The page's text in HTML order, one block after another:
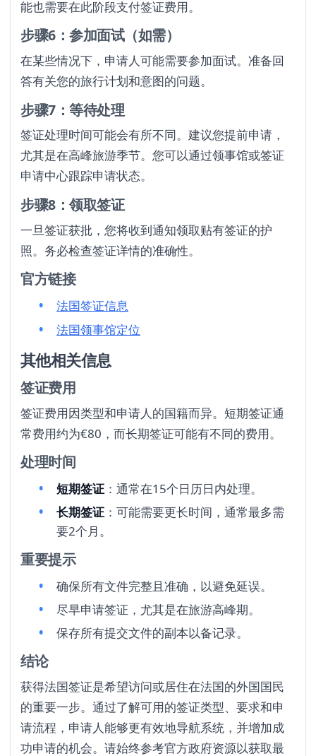
能也需要在此阶段支付签证费用。
步骤6：参加面试（如需）
在某些情况下，申请人可能需要参加面试。准备回
答有关您的旅行计划和意图的问题。
步骤7：等待处理
签证处理时间可能会有所不同。建议您提前申请，
尤其是在高峰旅游季节。您可以通过领事馆或签证
申请中心跟踪申请状态。
步骤8：领取签证
一旦签证获批，您将收到通知领取贴有签证的护
照。务必检查签证详情的准确性。
官方链接
法国签证信息
法国领事馆定位
其他相关信息
签证费用
签证费用因类型和申请人的国籍而异。短期签证通
常费用约为€80，而长期签证可能有不同的费用。
处理时间
短期签证 ：通常在15个日历日内处理。
长期签证 ：可能需要更长时间，通常最多需
要2个月。
重要提示
确保所有文件完整且准确，以避免延误。
尽早申请签证，尤其是在旅游高峰期。
保存所有提交文件的副本以备记录。
结论
获得法国签证是希望访问或居住在法国的外国国民
的重要一步。通过了解可用的签证类型、要求和申
请流程，申请人能够更有效地导航系统，并增加成
功申请的机会。请始终参考官方政府资源以获取最